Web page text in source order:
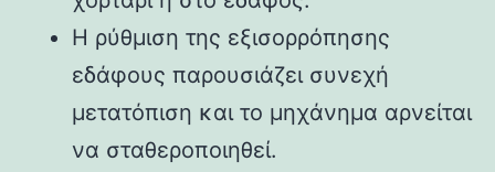
Η ρύθμιση της εξισορρόπησης
εδάφους παρουσιάζει συνεχή
μετατόπιση και το μηχάνημα αρνείται
να σταθεροποιηθεί.